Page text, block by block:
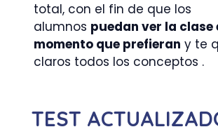
total, con el fin de que los
alumnos puedan ver la clase
momento que prefieran y te
claros todos los conceptos .
TEST